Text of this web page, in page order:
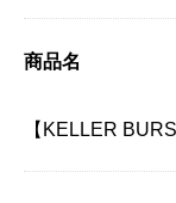
商品名
【KELLER